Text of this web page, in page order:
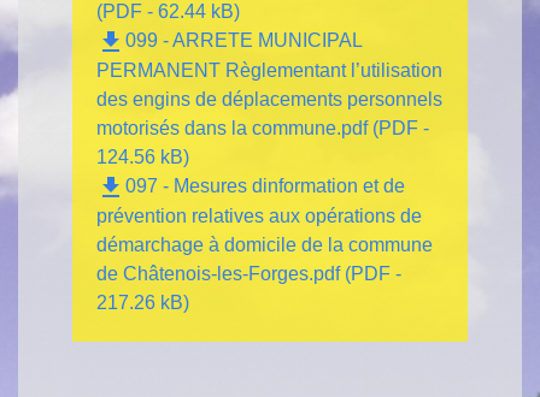
(PDF - 62.44 kB)
file_download 099 - ARRETE MUNICIPAL
PERMANENT Règlementant l’utilisation
des engins de déplacements personnels
motorisés dans la commune.pdf (PDF -
124.56 kB)
file_download 097 - Mesures dinformation et de
prévention relatives aux opérations de
démarchage à domicile de la commune
de Châtenois-les-Forges.pdf (PDF -
217.26 kB)